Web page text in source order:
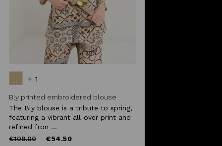
+ 1
Bly printed embroidered blouse
The Bly blouse is a tribute to spring,
featuring a vibrant all-over print and
refined fron ...
Price
€109.00to €54.50